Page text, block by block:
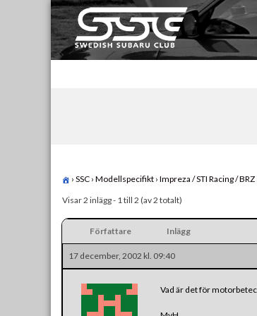
Skip
to
content
Swedish Subaru Club
För oss som älskar Subaru!
› SSC › Modellspecifikt › Impreza / STI Racing / BRZ
Visar 2 inlägg - 1 till 2 (av 2 totalt)
Författare Inlägg
17 december, 2002 kl. 09:40
Vad är det för